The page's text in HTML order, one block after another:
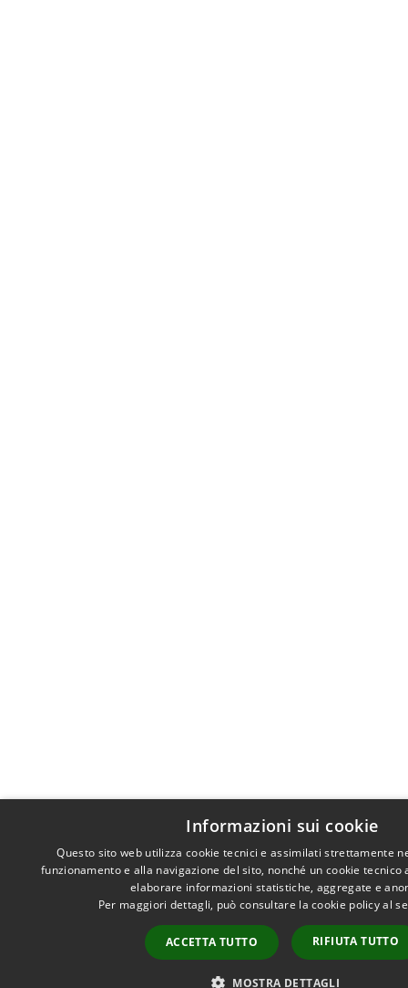
Informazioni sui cookie
Questo sito web utilizza cookie tecnici e assimilati strettamente
funzionamento e alla navigazione del sito, nonché un cookie
elaborare informazioni statistiche, aggregate e
Per maggiori dettagli, può consultare la cookie policy al
ACCETTA TUTTO RIFIUTA TUTTO
MOSTRA DETTAGLI